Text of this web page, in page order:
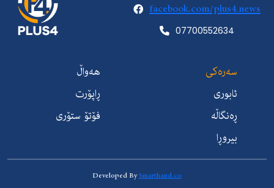
facebook.com/plus4.news
07700552634
سەرەکی
هەواڵ
ئابوری
ڕاپۆرت
ڕەنگاڵە
فۆتۆ ستۆری
بیروڕا
Developed BySmarthand.co